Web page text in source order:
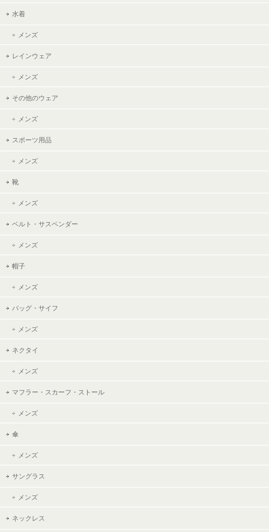
水着
メンズ
レインウェア
メンズ
その他のウェア
メンズ
スポーツ用品
メンズ
靴
メンズ
ベルト・サスペンダー
メンズ
帽子
メンズ
バッグ・サイフ
メンズ
ネクタイ
メンズ
マフラー・スカーフ・ストール
メンズ
傘
メンズ
サングラス
メンズ
ネックレス